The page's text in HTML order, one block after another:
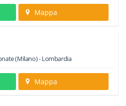
Mappa
(Milano) -Lombardia
Mappa